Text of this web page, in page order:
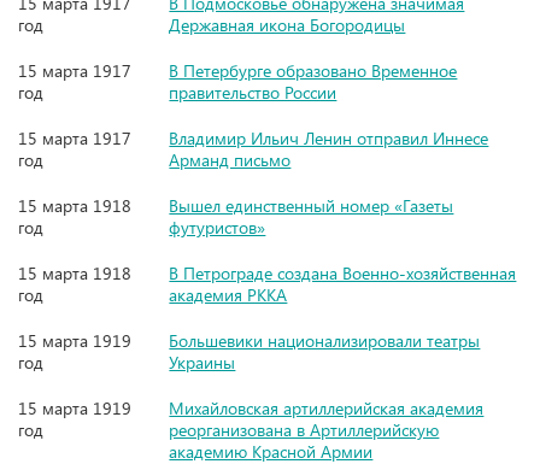
год
Державная икона Богородицы
15 марта 1917
год
В Петербурге образовано Временное
правительство России
15 марта 1917
год
Владимир Ильич Ленин отправил Иннесе
Арманд письмо
15 марта 1918
год
Вышел единственный номер «Газеты
футуристов»
15 марта 1918
год
В Петрограде создана Военно-хозяйственная
академия РККА
15 марта 1919
год
Большевики национализировали театры
Украины
15 марта 1919
год
Михайловская артиллерийская академия
реорганизована в Артиллерийскую
академию Красной Армии